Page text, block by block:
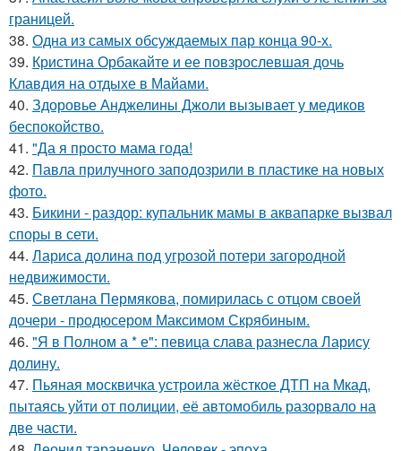
границей.
38. Одна из самых обсуждаемых пар конца 90-х.
39. Кристина Орбакайте и ее повзрослевшая дочь
Клавдия на отдыхе в Майами.
40. Здоровье Анджелины Джоли вызывает у медиков
беспокойство.
41. "Да я просто мама года!
42. Павла прилучного заподозрили в пластике на новых
фото.
43. Бикини - раздор: купальник мамы в аквапарке вызвал
споры в сети.
44. Лариса долина под угрозой потери загородной
недвижимости.
45. Светлана Пермякова, помирилась с отцом своей
дочери - продюсером Максимом Скрябиным.
46. "Я в Полном а * е": певица слава разнесла Ларису
долину.
47. Пьяная москвичка устроила жёсткое ДТП на Мкад,
пытаясь уйти от полиции, её автомобиль разорвало на
две части.